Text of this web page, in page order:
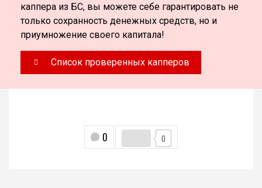
каппера из БС, вы можете себе гарантировать не
только сохранность денежных средств, но и
приумножение своего капитала!
Список проверенных капперов
0 0